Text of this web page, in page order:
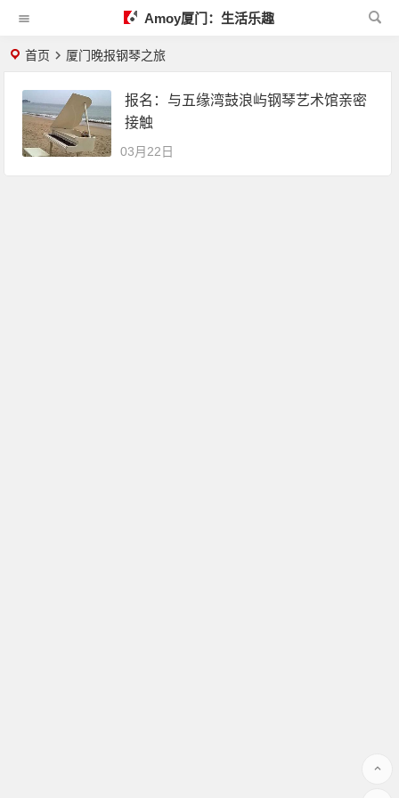
Amoy厦门：生活乐趣
首页 厦门晚报钢琴之旅
报名：与五缘湾鼓浪屿钢琴艺术馆亲密
接触
03月22日